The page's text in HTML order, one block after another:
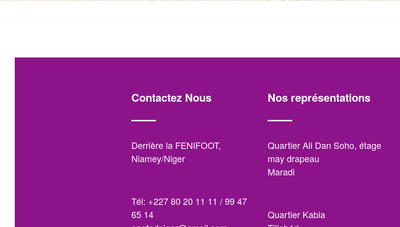
Contactez Nous
Derrière la FENIFOOT,
Niamey/Niger
Tél: +227 80 20 11 11 / 99 47
65 14
Nos représentations
Quartier Ali Dan Soho, étage
may drapeau
Maradi
Quartier Kabia